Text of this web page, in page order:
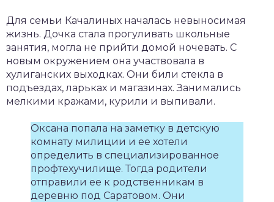
Для семьи Качалиных началась невыносимая
жизнь. Дочка стала прогуливать школьные
занятия, могла не прийти домой ночевать. С
новым окружением она участвовала в
хулиганских выходках. Они били стекла в
подъездах, ларьках и магазинах. Занимались
мелкими кражами, курили и выпивали.
Оксана попала на заметку в детскую
комнату милиции и ее хотели
определить в специализированное
профтехучилище. Тогда родители
отправили ее к родственникам в
деревню под Саратовом. Они